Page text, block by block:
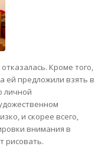
Кроме того,
ей предложили взять в
личной
и скорее всего,
внимания в
рисовать.